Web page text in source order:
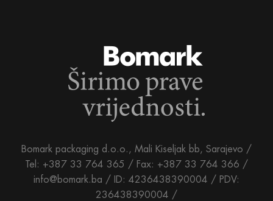
Bomark packaging d.o.o., Mali Kiseljak bb, Sarajevo /
Tel: +387 33 764 365 / Fax: +387 33 764 366 /
info@bomark.ba / ID: 4236438390004 / PDV:
236438390004 /